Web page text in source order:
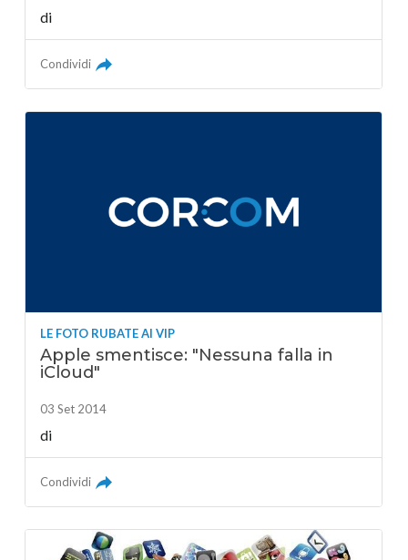
di
Condividi
LE FOTO RUBATE AI VIP
Apple smentisce: "Nessuna falla in
iCloud"
03 Set 2014
di
Condividi